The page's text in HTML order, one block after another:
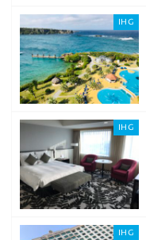
IHG
IHG
IHG